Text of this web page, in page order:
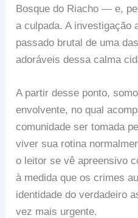
Bosque do Riacho — e,
a culpada. A investigação
passado brutal de uma
adoráveis dessa calma
A partir desse ponto,
envolvente, no qual
comunidade ser tomada
viver sua rotina
o leitor se vê apreensivo
à medida que os crimes
identidade do verdadeiro
vez mais urgente.